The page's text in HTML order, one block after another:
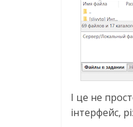
І це не
інтерфейс,